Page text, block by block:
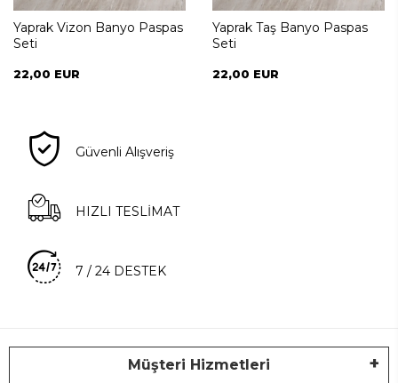
Yaprak Vizon Banyo Paspas
Seti
22,00 EUR
Yaprak Taş Banyo Paspas
Seti
22,00 EUR
Güvenli Alışveriş
HIZLI TESLİMAT
7 / 24 DESTEK
Müşteri Hizmetleri